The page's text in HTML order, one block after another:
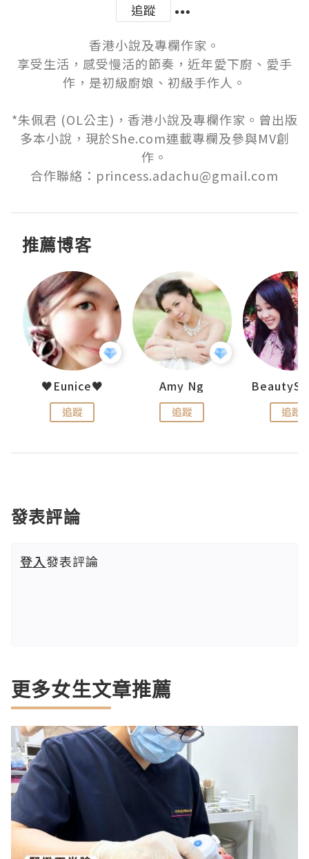
追蹤
香港小說及專欄作家。
享受生活，感受慢活的節奏，近年愛下廚、愛手
作，是初級廚娘、初級手作人。
*朱佩君 (OL公主)，香港小說及專欄作家。曾出版
多本小說，現於She.com連載專欄及參與MV創
作。
合作聯絡：princess.adachu@gmail.com
推薦博客
♥Eunice♥
追蹤
Amy Ng
追蹤 追蹤
發表評論
登入發表評論
更多女生文章推薦